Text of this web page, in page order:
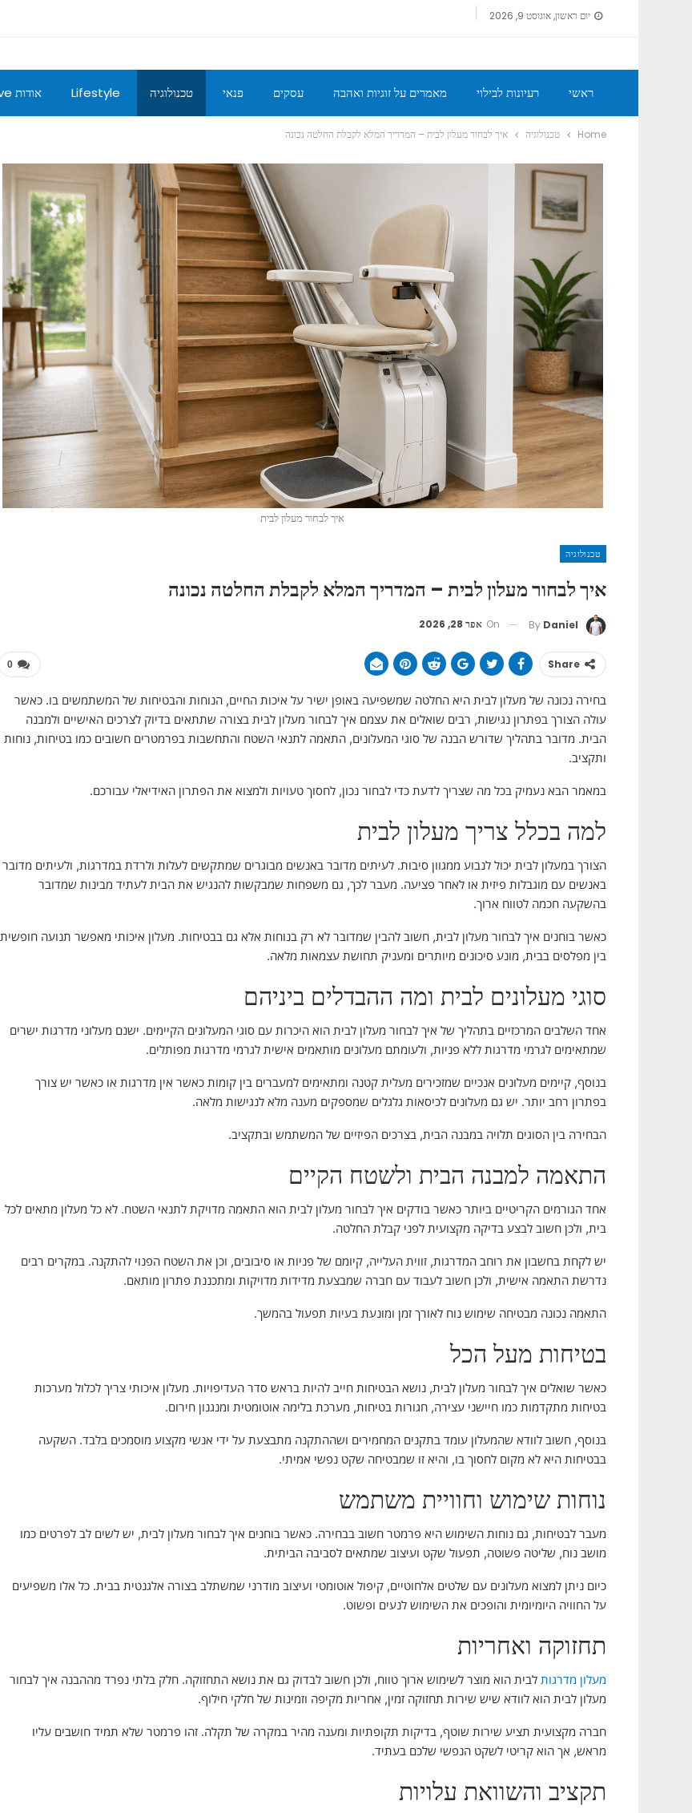
יום ראשון, אוגוסט 9, 2026
ראשי רעיונות לבילוי מאמרים על זוגיות ואהבה עסקים פנאי טכנולוגיה Lifestyle אודות Reve
Home טכנולוגיה איך לבחור מעלון לבית – המדריך המלא לקבלת החלטה נכונה
איך לבחור מעלון לבית
טכנולוגיה
איך לבחור מעלון לבית – המדריך המלא לקבלת החלטה נכונה
By Daniel
On אפר 28, 2026
0 Share
בחירה נכונה של מעלון לבית היא החלטה שמשפיעה באופן ישיר על איכות החיים, הנוחות והבטיחות של המשתמשים בו. כאשר
עולה הצורך בפתרון נגישות, רבים שואלים את עצמם איך לבחור מעלון לבית בצורה שתתאים בדיוק לצרכים האישיים ולמבנה
הבית. מדובר בתהליך שדורש הבנה של סוגי המעלונים, התאמה לתנאי השטח והתחשבות בפרמטרים חשובים כמו בטיחות, נוחות
ותקציב.
במאמר הבא נעמיק בכל מה שצריך לדעת כדי לבחור נכון, לחסוך טעויות ולמצוא את הפתרון האידיאלי עבורכם.
למה בכלל צריך מעלון לבית
הצורך במעלון לבית יכול לנבוע ממגוון סיבות. לעיתים מדובר באנשים מבוגרים שמתקשים לעלות ולרדת במדרגות, ולעיתים מדובר
באנשים עם מוגבלות פיזית או לאחר פציעה. מעבר לכך, גם משפחות שמבקשות להנגיש את הבית לעתיד מבינות שמדובר
בהשקעה חכמה לטווח ארוך.
כאשר בוחנים איך לבחור מעלון לבית, חשוב להבין שמדובר לא רק בנוחות אלא גם בבטיחות. מעלון איכותי מאפשר תנועה חופשית
בין מפלסים בבית, מונע סיכונים מיותרים ומעניק תחושת עצמאות מלאה.
סוגי מעלונים לבית ומה ההבדלים ביניהם
אחד השלבים המרכזיים בתהליך של איך לבחור מעלון לבית הוא היכרות עם סוגי המעלונים הקיימים. ישנם מעלוני מדרגות ישרים
שמתאימים לגרמי מדרגות ללא פניות, ולעומתם מעלונים מותאמים אישית לגרמי מדרגות מפותלים.
בנוסף, קיימים מעלונים אנכיים שמזכירים מעלית קטנה ומתאימים למעברים בין קומות כאשר אין מדרגות או כאשר יש צורך
בפתרון רחב יותר. יש גם מעלונים לכיסאות גלגלים שמספקים מענה מלא לנגישות מלאה.
הבחירה בין הסוגים תלויה במבנה הבית, בצרכים הפיזיים של המשתמש ובתקציב.
התאמה למבנה הבית ולשטח הקיים
אחד הגורמים הקריטיים ביותר כאשר בודקים איך לבחור מעלון לבית הוא התאמה מדויקת לתנאי השטח. לא כל מעלון מתאים לכל
בית, ולכן חשוב לבצע בדיקה מקצועית לפני קבלת החלטה.
יש לקחת בחשבון את רוחב המדרגות, זווית העלייה, קיומם של פניות או סיבובים, וכן את השטח הפנוי להתקנה. במקרים רבים
נדרשת התאמה אישית, ולכן חשוב לעבוד עם חברה שמבצעת מדידות מדויקות ומתכננת פתרון מותאם.
התאמה נכונה מבטיחה שימוש נוח לאורך זמן ומונעת בעיות תפעול בהמשך.
בטיחות מעל הכל
כאשר שואלים איך לבחור מעלון לבית, נושא הבטיחות חייב להיות בראש סדר העדיפויות. מעלון איכותי צריך לכלול מערכות
בטיחות מתקדמות כמו חיישני עצירה, חגורות בטיחות, מערכת בלימה אוטומטית ומנגנון חירום.
בנוסף, חשוב לוודא שהמעלון עומד בתקנים המחמירים ושההתקנה מתבצעת על ידי אנשי מקצוע מוסמכים בלבד. השקעה
בבטיחות היא לא מקום לחסוך בו, והיא זו שמבטיחה שקט נפשי אמיתי.
נוחות שימוש וחוויית משתמש
מעבר לבטיחות, גם נוחות השימוש היא פרמטר חשוב בבחירה. כאשר בוחנים איך לבחור מעלון לבית, יש לשים לב לפרטים כמו
מושב נוח, שליטה פשוטה, תפעול שקט ועיצוב שמתאים לסביבה הביתית.
כיום ניתן למצוא מעלונים עם שלטים אלחוטיים, קיפול אוטומטי ועיצוב מודרני שמשתלב בצורה אלגנטית בבית. כל אלו משפיעים
על החוויה היומיומית והופכים את השימוש לנעים ופשוט.
תחזוקה ואחריות
מעלון מדרגות לבית הוא מוצר לשימוש ארוך טווח, ולכן חשוב לבדוק גם את נושא התחזוקה. חלק בלתי נפרד מההבנה איך לבחור
מעלון לבית הוא לוודא שיש שירות תחזוקה זמין, אחריות מקיפה וזמינות של חלקי חילוף.
חברה מקצועית תציע שירות שוטף, בדיקות תקופתיות ומענה מהיר במקרה של תקלה. זהו פרמטר שלא תמיד חושבים עליו
מראש, אך הוא קריטי לשקט הנפשי שלכם בעתיד.
תקציב והשוואת עלויות